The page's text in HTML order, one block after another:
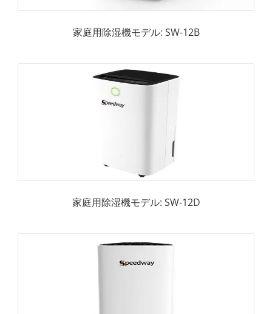
家庭用除湿機モデル: SW-12B
家庭用除湿機モデル: SW-12D